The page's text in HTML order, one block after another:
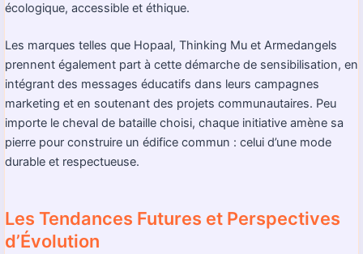
écologique, accessible et éthique.
Les marques telles que Hopaal, Thinking Mu et Armedangels
prennent également part à cette démarche de sensibilisation, en
intégrant des messages éducatifs dans leurs campagnes
marketing et en soutenant des projets communautaires. Peu
importe le cheval de bataille choisi, chaque initiative amène sa
pierre pour construire un édifice commun : celui d’une mode
durable et respectueuse.
Les Tendances Futures et Perspectives
d’Évolution